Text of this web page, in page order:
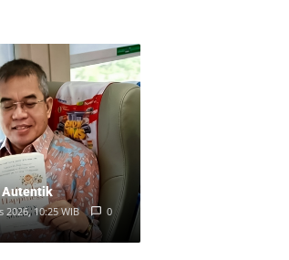
Autentik
2026, 10:25 WIB 0